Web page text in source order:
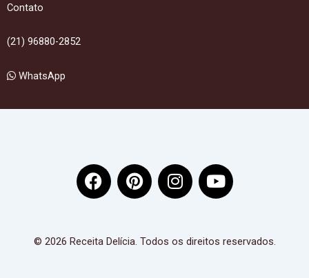
Contato
(21) 96880-2852
WhatsApp
F
a
b
P
i
e
I
n
a
Y
o
u
© 2026 Receita Delícia. Todos os direitos reservados.